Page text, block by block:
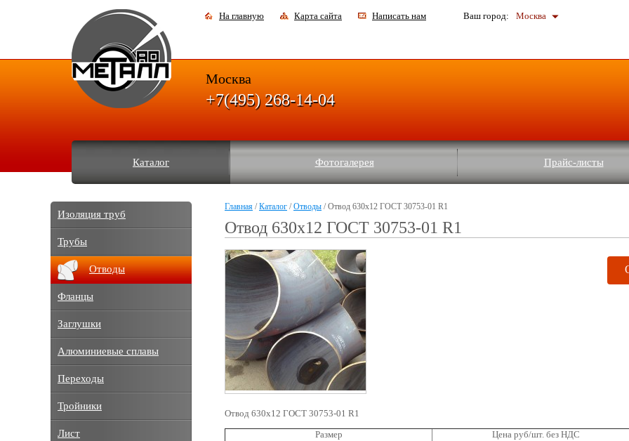
На главную Карта сайта Написать нам Ваш город: Москва
Каталог Фотогалерея Прайс-листы
Москва
+7(495) 268-14-04
Главная /Каталог /Отводы / Отвод 630х12 ГОСТ 30753-01 R1
Отвод 630х12 ГОСТ 30753-01 R1
Отвод 630х12 ГОСТ 30753-01 R1
Размер
Цена руб/шт. без НДС
Изоляция труб
Трубы
Отводы
Фланцы
Заглушки
Алюминиевые сплавы
Переходы
Тройники
Лист